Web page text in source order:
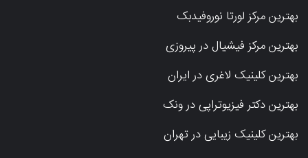
بهترین مرکز لورتا نوروفیدبک
بهترین مرکز فیشیال در پیروزی
بهترین کلینیک لاغری در ایران
بهترین دکتر فیزیوتراپی در ونک
بهترین کلینیک زیبایی در تهران